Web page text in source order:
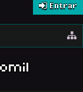
Entrar